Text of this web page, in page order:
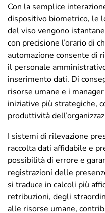
Con la semplice
dispositivo biometrico, le
del viso vengono
con precisione l’orario di
automazione consente di
il personale
inserimento dati. Di
risorse umane e i
iniziative più strategiche,
produttività
I sistemi di rilevazione
raccolta dati affidabile e
possibilità di errore e
registrazioni delle
si traduce in calcoli più
retribuzioni, degli
alle risorse umane,